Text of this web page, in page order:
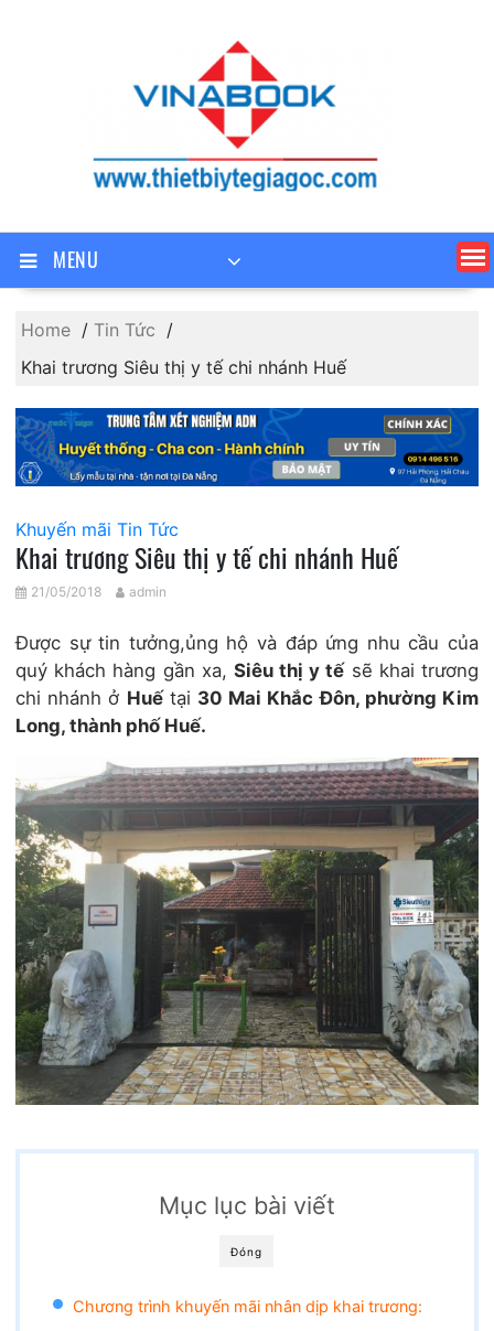
MENU
Home
Tin Tức
Khai trương Siêu thị y tế chi nhánh Huế
Khuyến mãi Tin Tức
Khai trương Siêu thị y tế chi nhánh Huế
21/05/2018 admin
Được sự tin tưởng,ủng hộ và đáp ứng nhu cầu của
quý khách hàng gần xa, Siêu thị y tếsẽ khai trương
chi nhánh ở Huếtại 30 Mai Khắc Đôn, phường Kim
Long, thành phố Huế.
Đóng
Mục lục bài viết
Chương trình khuyến mãi nhân dịp khai trương: